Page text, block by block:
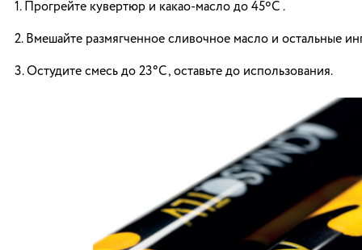
1. Прогрейте кувертюр и какао-масло до 45ºC .
2. Вмешайте размягченное сливочное масло и остальные
3. Остудите смесь до 23°C, оставьте до использования.